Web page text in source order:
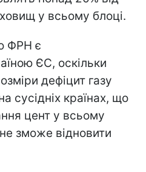
у всьому блоці.
ФРН є
ЄС, оскільки
дефіцит газу
сусідніх країнах, що
цент у всьому
зможе відновити